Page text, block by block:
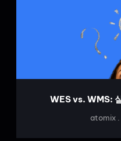
WES vs. WMS:
atomix